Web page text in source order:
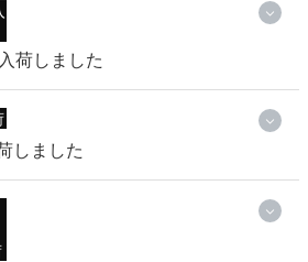
荷しました
しました